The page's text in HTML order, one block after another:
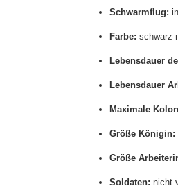
Schwarmflug:
Farbe: schwarz
Lebensdauer
Lebensdauer
Maximale
Größe Königin:
Größe
Soldaten: nicht